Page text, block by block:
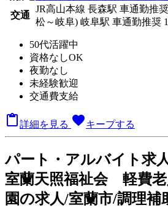
交通
JR高山本線 長森駅 車通勤推
松～岐阜) 岐阜駅 車通勤推奨
50代活躍中
資格なしOK
夜勤なし
未経験歓迎
交通費支給
詳細を見る favoriteキープする
パート ・アルバイト求
室蘭天照福祉会 軽費
園の求人/室蘭市/調理補